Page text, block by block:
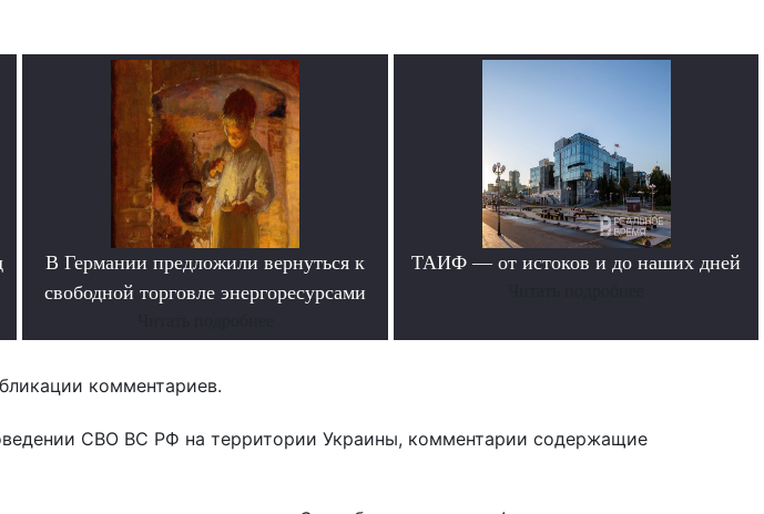
В Германии предложили вернуться к
свободной торговле энергоресурсами
ТАИФ — от истоков и до наших дней
комментариев.
СВО ВС РФ на территории Украины, комментарии содержащие